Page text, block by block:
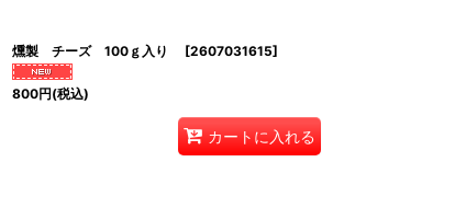
燻製 チーズ 100ｇ入り [2607031615]
800円(税込)
カートに入れる